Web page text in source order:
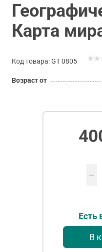
Карта
Код товара: GT 0805
Возраст от
Есть
В